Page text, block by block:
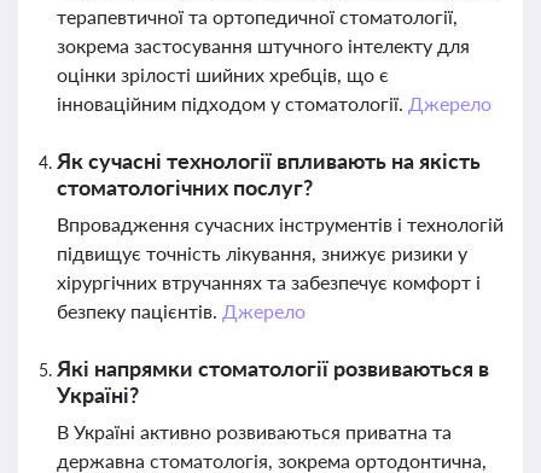
терапевтичної та ортопедичної стоматології,
зокрема застосування штучного інтелекту для
оцінки зрілості шийних хребців, що є
інноваційним підходом у стоматології. Джерело
Як сучасні технології впливають на якість
стоматологічних послуг?
Впровадження сучасних інструментів і технологій
підвищує точність лікування, знижує ризики у
хірургічних втручаннях та забезпечує комфорт і
безпеку пацієнтів. Джерело
Які напрямки стоматології розвиваються в
Україні?
В Україні активно розвиваються приватна та
державна стоматологія, зокрема ортодонтична,